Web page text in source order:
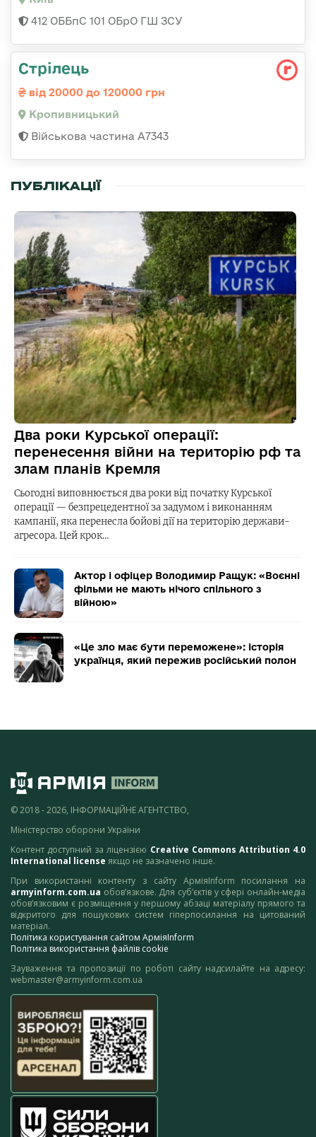
412 ОББпС 101 ОБрО ГШ ЗСУ
Стрілець
від 20000 до 120000 грн
Кропивницький
Військова частина А7343
ПУБЛІКАЦІЇ
Два роки Курської операції:
перенесення війни на територію рф та
злам планів Кремля
Сьогодні виповнюється два роки від початку Курської
операції — безпрецедентної за задумом і виконанням
кампанії, яка перенесла бойові дії на територію держави-
агресора. Цей крок…
Актор і офіцер Володимир Ращук: «Воєнні
фільми не мають нічого спільного з
війною»
«Це зло має бути переможене»: історія
українця, який пережив російський полон
© 2018 - 2026, ІНФОРМАЦІЙНЕ АГЕНТСТВО,
Міністерство оборони України
Контент доступний за ліцензією Creative Commons Attribution 4.0
International license якщо не зазначено інше.
При використанні контенту з сайту АрміяInform посилання на
armyinform.com.ua обов’язкове. Для суб’єктів у сфері онлайн-медіа
обов’язковим є розміщення у першому абзаці матеріалу прямого та
відкритого для пошукових систем гіперпосилання на цитований
матеріал.
Політика користування сайтом АрміяInform
Політика використання файлів cookie
Зауваження та пропозиції по роботі сайту надсилайте на адресу:
webmaster@armyinform.com.ua